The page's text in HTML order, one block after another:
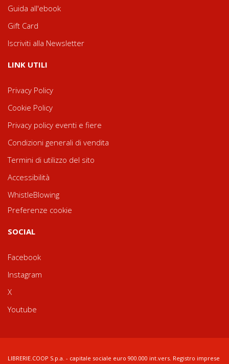
Guida all'ebook
Gift Card
Iscriviti alla Newsletter
LINK UTILI
Privacy Policy
Cookie Policy
Privacy policy eventi e fiere
Condizioni generali di vendita
Termini di utilizzo del sito
Accessibilità
WhistleBlowing
Preferenze cookie
SOCIAL
Facebook
Instagram
X
Youtube
LIBRERIE.COOP S.p.a. - capitale sociale euro 900.000 int.vers. Registro imprese